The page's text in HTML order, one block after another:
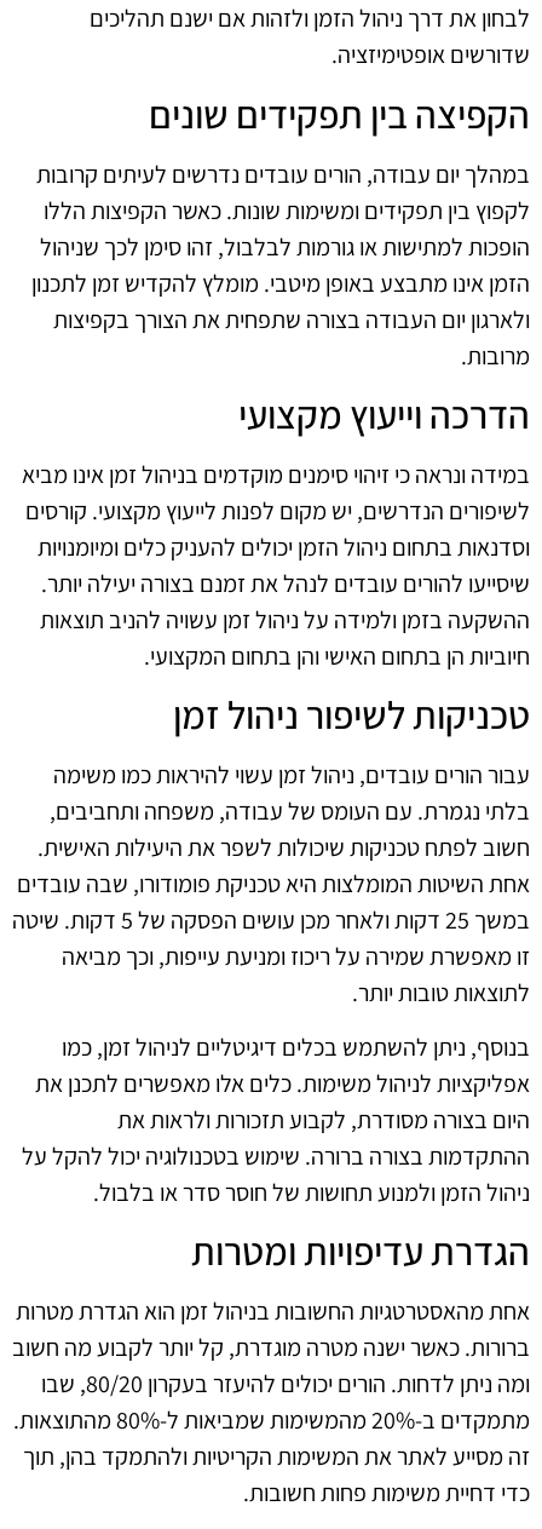
לבחון את דרך ניהול הזמן ולזהות אם ישנם תהליכים
שדורשים אופטימיזציה.
הקפיצה בין תפקידים שונים
במהלך יום עבודה, הורים עובדים נדרשים לעיתים קרובות
לקפוץ בין תפקידים ומשימות שונות. כאשר הקפיצות הללו
הופכות למתישות או גורמות לבלבול, זהו סימן לכך שניהול
הזמן אינו מתבצע באופן מיטבי. מומלץ להקדיש זמן לתכנון
ולארגון יום העבודה בצורה שתפחית את הצורך בקפיצות
מרובות.
הדרכה וייעוץ מקצועי
במידה ונראה כי זיהוי סימנים מוקדמים בניהול זמן אינו מביא
לשיפורים הנדרשים, יש מקום לפנות לייעוץ מקצועי. קורסים
וסדנאות בתחום ניהול הזמן יכולים להעניק כלים ומיומנויות
שיסייעו להורים עובדים לנהל את זמנם בצורה יעילה יותר.
ההשקעה בזמן ולמידה על ניהול זמן עשויה להניב תוצאות
חיוביות הן בתחום האישי והן בתחום המקצועי.
טכניקות לשיפור ניהול זמן
עבור הורים עובדים, ניהול זמן עשוי להיראות כמו משימה
בלתי נגמרת. עם העומס של עבודה, משפחה ותחביבים,
חשוב לפתח טכניקות שיכולות לשפר את היעילות האישית.
אחת השיטות המומלצות היא טכניקת פומודורו, שבה עובדים
במשך 25 דקות ולאחר מכן עושים הפסקה של 5 דקות. שיטה
זו מאפשרת שמירה על ריכוז ומניעת עייפות, וכך מביאה
לתוצאות טובות יותר.
בנוסף, ניתן להשתמש בכלים דיגיטליים לניהול זמן, כמו
אפליקציות לניהול משימות. כלים אלו מאפשרים לתכנן את
היום בצורה מסודרת, לקבוע תזכורות ולראות את
ההתקדמות בצורה ברורה. שימוש בטכנולוגיה יכול להקל על
ניהול הזמן ולמנוע תחושות של חוסר סדר או בלבול.
הגדרת עדיפויות ומטרות
אחת מהאסטרטגיות החשובות בניהול זמן הוא הגדרת מטרות
ברורות. כאשר ישנה מטרה מוגדרת, קל יותר לקבוע מה חשוב
ומה ניתן לדחות. הורים יכולים להיעזר בעקרון 80/20, שבו
מתמקדים ב-20% מהמשימות שמביאות ל-80% מהתוצאות.
זה מסייע לאתר את המשימות הקריטיות ולהתמקד בהן, תוך
כדי דחיית משימות פחות חשובות.